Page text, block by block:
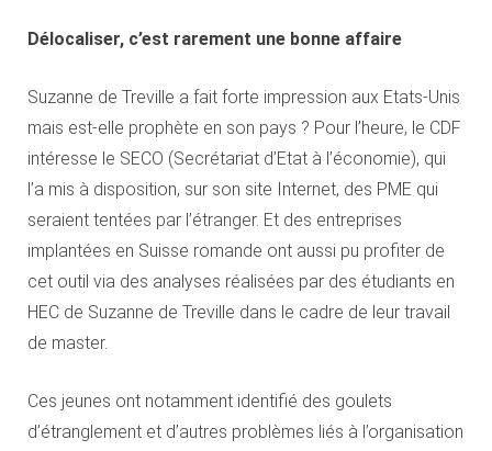
Délocaliser, c’est rarement une bonne affaire
Suzanne de Treville a fait forte impression aux Etats-Unis
mais est-elle prophète en son pays ? Pour l’heure, le CDF
intéresse le SECO (Secrétariat d’Etat à l’économie), qui
l’a mis à disposition, sur son site Internet, des PME qui
seraient tentées par l’étranger. Et des entreprises
implantées en Suisse romande ont aussi pu profiter de
cet outil via des analyses réalisées par des étudiants en
HEC de Suzanne de Treville dans le cadre de leur travail
de master.
Ces jeunes ont notamment identifié des goulets
d’étranglement et d’autres problèmes liés à l’organisation